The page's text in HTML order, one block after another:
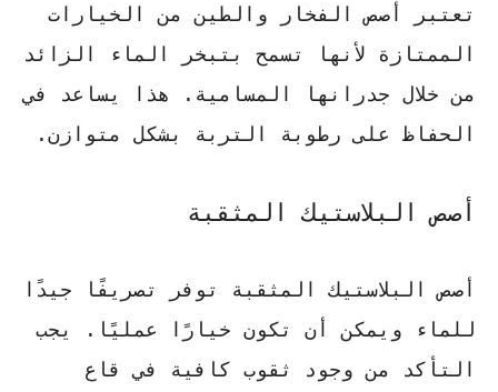
تعتبر أصص الفخار والطين من الخيارات
الممتازة لأنها تسمح بتبخر الماء الزائد
من خلال جدرانها المسامية. هذا يساعد في
الحفاظ على رطوبة التربة بشكل متوازن.
أصص البلاستيك المثقبة
أصص البلاستيك المثقبة توفر تصريفًا جيدًا
للماء ويمكن أن تكون خيارًا عمليًا.
يجب
التأكد من وجود ثقوب كافية في قاع